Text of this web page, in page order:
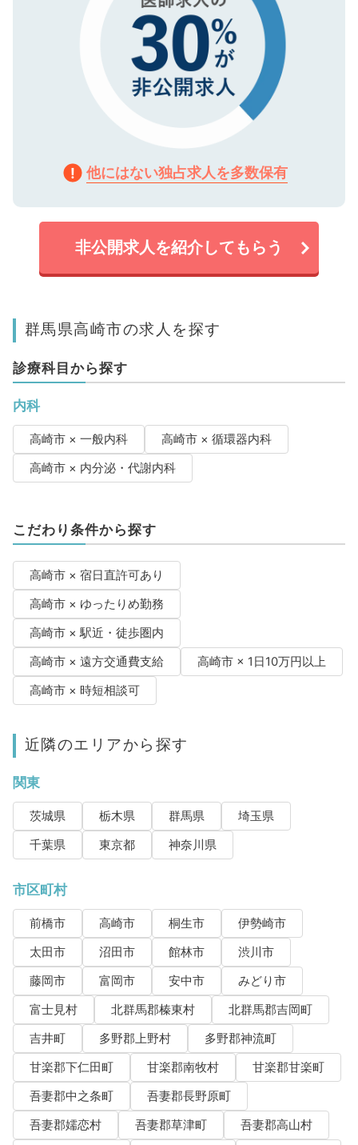
他にはない独占求人を多数保有
非公開求人を紹介してもらう
群馬県高崎市の求人を探す
診療科目から探す
内科
高崎市 × 一般内科
高崎市 × 循環器内科
高崎市 × 内分泌・代謝内科
こだわり条件から探す
高崎市 × 宿日直許可あり
高崎市 × ゆったりめ勤務
高崎市 × 駅近・徒歩圏内
高崎市 × 遠方交通費支給
高崎市 × 1日10万円以上
高崎市 × 時短相談可
近隣のエリアから探す
関東
茨城県 栃木県 群馬県
埼玉県
千葉県
東京都 神奈川県
市区町村
前橋市 高崎市 桐生市
伊勢崎市
太田市
沼田市 館林市
渋川市
藤岡市
富岡市 安中市
みどり市
富士見村
北群馬郡榛東村
北群馬郡吉岡町
吉井町
多野郡上野村
多野郡神流町
甘楽郡下仁田町
甘楽郡南牧村
甘楽郡甘楽町
吾妻郡中之条町
吾妻郡長野原町
吾妻郡嬬恋村
吾妻郡草津町
吾妻郡高山村